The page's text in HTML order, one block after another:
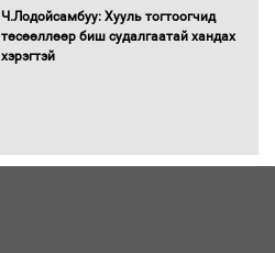
баримт
Ч.Лодойсамбуу: Хууль тогтоогчид
төсөөллөөр биш судалгаатай хандах
хэрэгтэй